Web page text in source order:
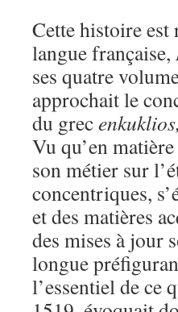
Cette histoire
langue française,
ses quatre
approchait le
du grecenkuklios,
Vu qu’en
son métier sur
concentriques,
et des matières
des mises à jour
longue
l’essentiel de ce